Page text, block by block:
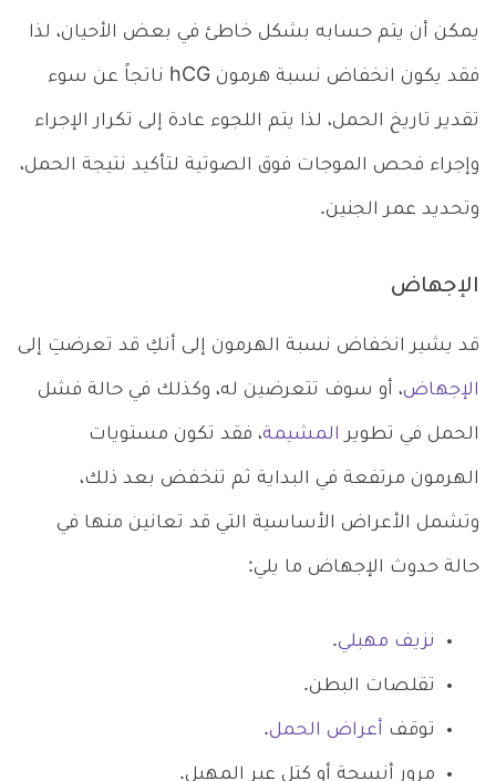
يمكن أن يتم حسابه بشكل خاطئ في بعض الأحيان، لذا
فقد يكون انخفاض نسبة هرمون hCG ناتجاً عن سوء
تقدير تاريخ الحمل، لذا يتم اللجوء عادة إلى تكرار الإجراء
وإجراء فحص الموجات فوق الصوتية لتأكيد نتيجة الحمل،
وتحديد عمر الجنين.
الإجهاض
قد يشير انخفاض نسبة الهرمون إلى أنكِ قد تعرضتِ إلى
الإجهاض، أو سوف تتعرضين له، وكذلك في حالة فشل
الحمل في تطوير المشيمة، فقد تكون مستويات
الهرمون مرتفعة في البداية ثم تنخفض بعد ذلك،
وتشمل الأعراض الأساسية التي قد تعانين منها في
حالة حدوث الإجهاض ما يلي:
نزيف مهبلي.
تقلصات البطن.
توقف أعراض الحمل.
مرور أنسجة أو كتل عبر المهبل.